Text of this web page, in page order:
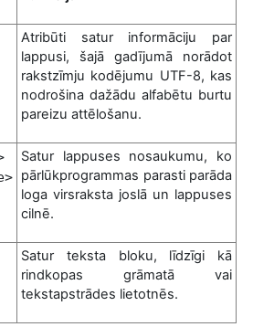
Atribūti satur informāciju par
lappusi, šajā gadījumā norādot
rakstzīmju kodējumu UTF-8, kas
nodrošina dažādu alfabētu burtu
pareizu attēlošanu.
Satur lappuses nosaukumu, ko
pārlūkprogrammas parasti parāda
loga virsraksta joslā un lappuses
cilnē.
Satur teksta bloku, līdzīgi kā
rindkopas grāmatā vai
tekstapstrādes lietotnēs.